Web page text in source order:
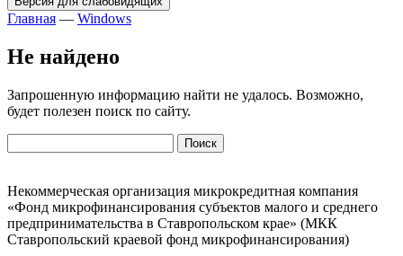
Главная — Windows
Не найдено
Запрошенную информацию найти не удалось. Возможно,
будет полезен поиск по сайту.
Некоммерческая организация микрокредитная компания
«Фонд микрофинансирования субъектов малого и среднего
предпринимательства в Ставропольском крае» (МКК
Ставропольский краевой фонд микрофинансирования)